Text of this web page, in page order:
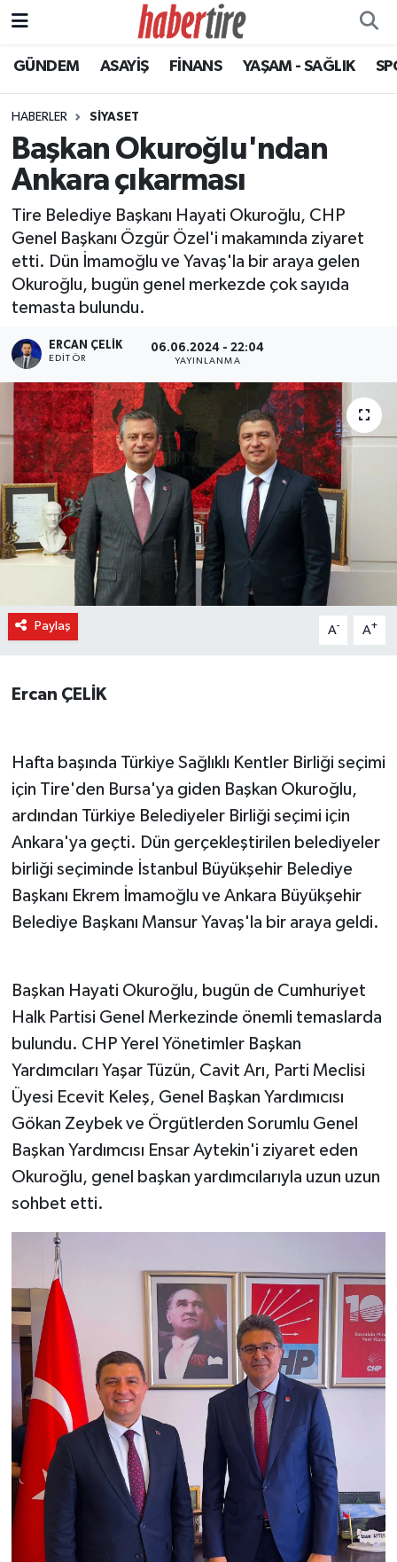
GÜNDEM ASAYİŞ FİNANS YAŞAM - SAĞLIK
HABERLER SİYASET
Başkan Okuroğlu'ndan
Ankara çıkarması
Tire Belediye Başkanı Hayati Okuroğlu, CHP
Genel Başkanı Özgür Özel'i makamında ziyaret
etti. Dün İmamoğlu ve Yavaş'la bir araya gelen
Okuroğlu, bugün genel merkezde çok sayıda
temasta bulundu.
ERCAN ÇELIK
EDITÖR
06.06.2024 - 22:04
YAYINLANMA
Paylaş A- A+
Ercan ÇELİK
Hafta başında Türkiye Sağlıklı Kentler Birliği seçimi
için Tire'den Bursa'ya giden Başkan Okuroğlu,
ardından Türkiye Belediyeler Birliği seçimi için
Ankara'ya geçti. Dün gerçekleştirilen belediyeler
birliği seçiminde İstanbul Büyükşehir Belediye
Başkanı Ekrem İmamoğlu ve Ankara Büyükşehir
Belediye Başkanı Mansur Yavaş'la bir araya geldi.
Başkan Hayati Okuroğlu, bugün de Cumhuriyet
Halk Partisi Genel Merkezinde önemli temaslarda
bulundu. CHP Yerel Yönetimler Başkan
Yardımcıları Yaşar Tüzün, Cavit Arı, Parti Meclisi
Üyesi Ecevit Keleş, Genel Başkan Yardımıcısı
Gökan Zeybek ve Örgütlerden Sorumlu Genel
Başkan Yardımcısı Ensar Aytekin'i ziyaret eden
Okuroğlu, genel başkan yardımcılarıyla uzun uzun
sohbet etti.
Tire Nöbetçi Eczaneler
Tire Hava Durumu
Tire Trafik Yoğunluk Haritası
Tüm Manşetler
Son Dakika Haberleri
Haber Arşivi